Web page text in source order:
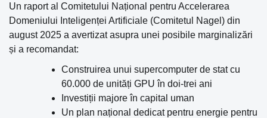
Un raport al Comitetului Național pentru Accelerarea
Domeniului Inteligenței Artificiale (Comitetul Nagel) din
august 2025 a avertizat asupra unei posibile marginalizări
și a recomandat:
Construirea unui supercomputer de stat cu
60.000 de unități GPU în doi-trei ani
Investiții majore în capital uman
Un plan național dedicat pentru energie pentru